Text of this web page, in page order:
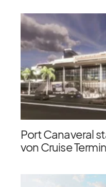
Port Canaveral
von Cruise